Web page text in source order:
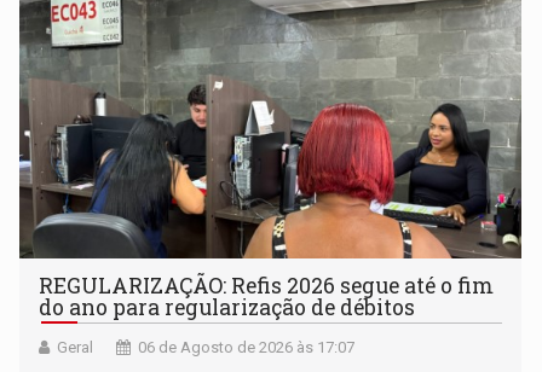
REGULARIZAÇÃO: Refis 2026 segue até o fim
do ano para regularização de débitos
Geral 06 de Agosto de 2026 às 17:07